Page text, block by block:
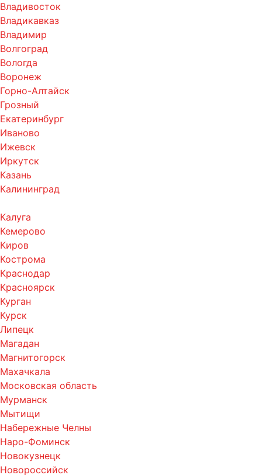
Владивосток
Владикавказ
Владимир
Волгоград
Вологда
Воронеж
Горно-Алтайск
Грозный
Екатеринбург
Иваново
Ижевск
Иркутск
Казань
Калининград
Калуга
Кемерово
Киров
Кострома
Краснодар
Красноярск
Курган
Курск
Липецк
Магадан
Магнитогорск
Махачкала
Московская область
Мурманск
Мытищи
Набережные Челны
Наро-Фоминск
Новокузнецк
Новороссийск